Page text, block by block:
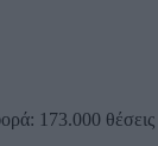
173.000